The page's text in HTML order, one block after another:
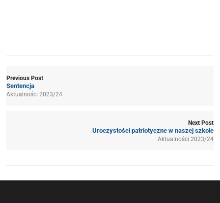
Previous Post
Sentencja
Aktualności 2023/24
Next Post
Uroczystości patriotyczne w naszej szkole
Aktualności 2023/24